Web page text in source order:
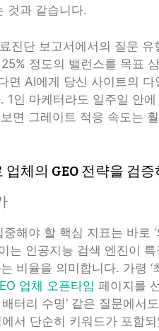
것과 같습니다.
진단 보고서에서의 질문 유
정도의 밸런스를 목표
면 AI에게 당신 사이트의 다
인 마케터라도 일주일 안
면 그레이트 적응 속도는
업체의 GEO 전략을 검
해야 할 핵심 지표는 바로
인공지능 검색 엔진이 특
비율을 의미합니다. 가령 ‘
업체 오픈타임 페이지를
터리 수명’ 같은 질문에서
서 단순히 키워드가 포함